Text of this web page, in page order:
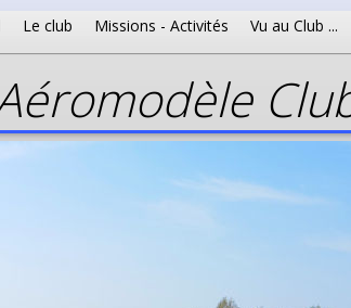
Le club Missions - Activités Vu au Club ...